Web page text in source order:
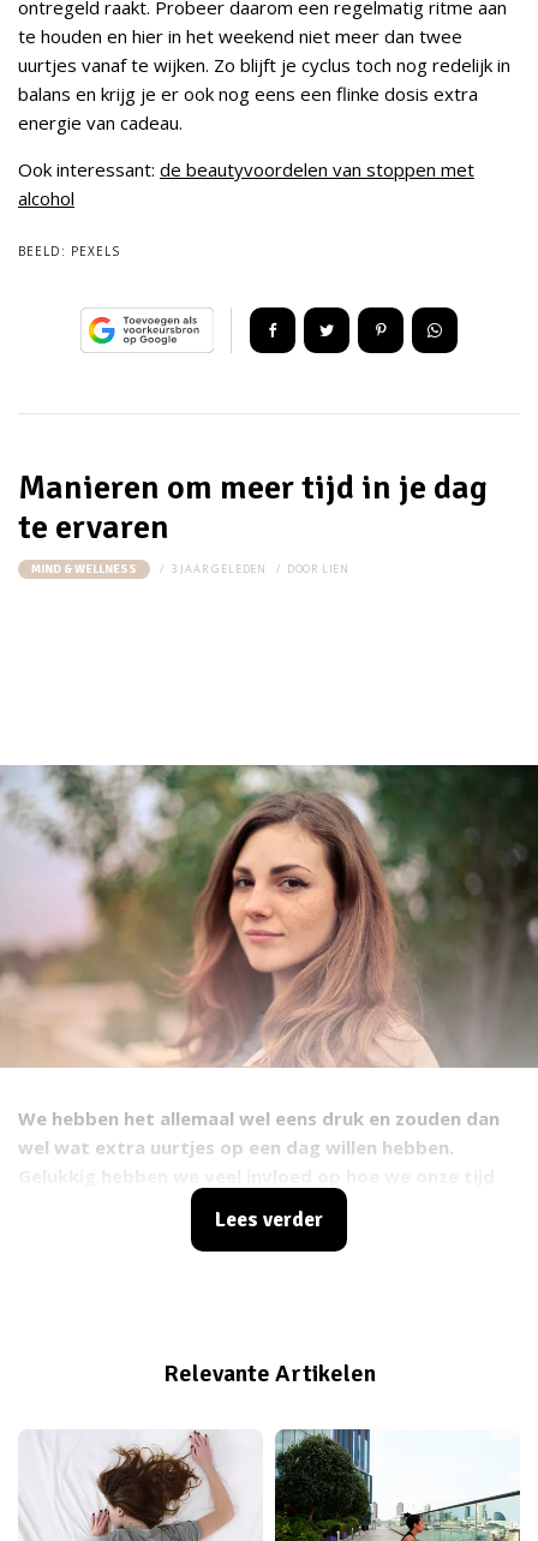
ontregeld raakt. Probeer daarom een regelmatig ritme aan
te houden en hier in het weekend niet meer dan twee
uurtjes vanaf te wijken. Zo blijft je cyclus toch nog redelijk in
balans en krijg je er ook nog eens een flinke dosis extra
energie van cadeau.
Ook interessant: de beautyvoordelen van stoppen met
alcohol
BEELD: PEXELS
Manieren om meer tijd in je dag
te ervaren
MIND & WELLNESS 3 JAAR GELEDEN DOOR LIEN
We hebben het allemaal wel eens druk en zouden dan
wel wat extra uurtjes op een dag willen hebben.
indelen. Door dit op een efficiënte manier te doen houd
je meer ruimte over voor andere zaken en besteed je je
Lees verder
Relevante Artikelen